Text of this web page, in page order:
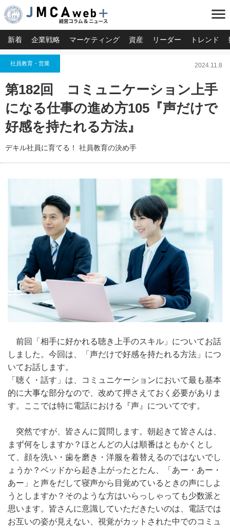
menu
新着 企業戦略 マーケティング 資産 リーダー トレンド
社員教育・営業 2024.11.8
第182回 コミュニケーション上手
になる仕事の進め方105『声だけで
好感を持たれる方法』
デキル社員に育てる！ 社員教育の決め手
前回「相手に好かれる聴き上手のスキル」についてお話
しました。今回は、「声だけで好感を持たれる方法」につ
いてお話します。
「聴く・話す」は、コミュニケーションにおいて最も基本
的に大事な部分なので、改めて押さえておく必要がありま
す。ここでは特に電話における『声』についてです。
突然ですが、皆さんに質問します。朝起きて皆さんは、
まず何をしますか？ほとんどの人は順番はともかくとし
て、顔を洗い・歯を磨き・洋服を着替えるのではないでし
ょうか？ベッドから起き上がったとたん、「あー・あー・
あー」と声をだして寝声から目覚めているときの声にしよ
うとしますか？そのような方はいらっしゃっても少数派と
思います。皆さんに意識していただきたいのは、電話では
お互いの姿が見えない、視覚がカットされた中でのコミュ